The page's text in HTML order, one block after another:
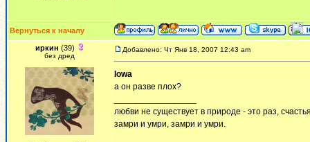
Вернуться к началу
иркин (39)
без дред
Добавлено: Чт Янв 18, 2007 12:43 am
Iowa
а он разве плох?
любви не существует в природе - это раз,
замри и умри, замри и умри.